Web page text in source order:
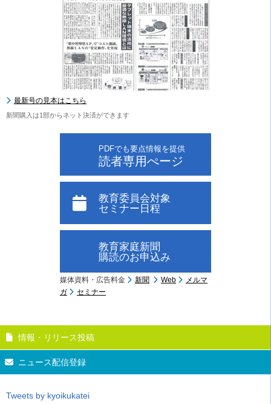
最新号の見本はこちら
新聞購入は1部からネット決済ができます
PDFでも要点情報を提供
読者専用ぺージ
教育委員会対象
セミナー日程
教育家庭新聞
購読のお申込み
媒体資料・広告料金 新聞 Web
メルマ
ガ
セミナー
情報・リリース投稿
ニュース配信登録
Tweets by kyoikukatei